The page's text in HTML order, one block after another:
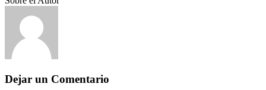
Dejar un Comentario